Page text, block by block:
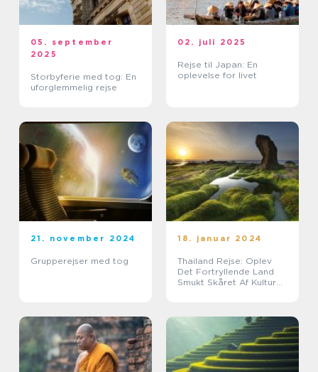
05. september
2025
Storbyferie med tog: En
uforglemmelig rejse
02. juli 2025
Rejse til Japan: En
oplevelse for livet
21. november 2024
Grupperejser med tog
18. januar 2024
Thailand Rejse: Oplev
Det Fortryllende Land
Smukt Skåret Af Kultur